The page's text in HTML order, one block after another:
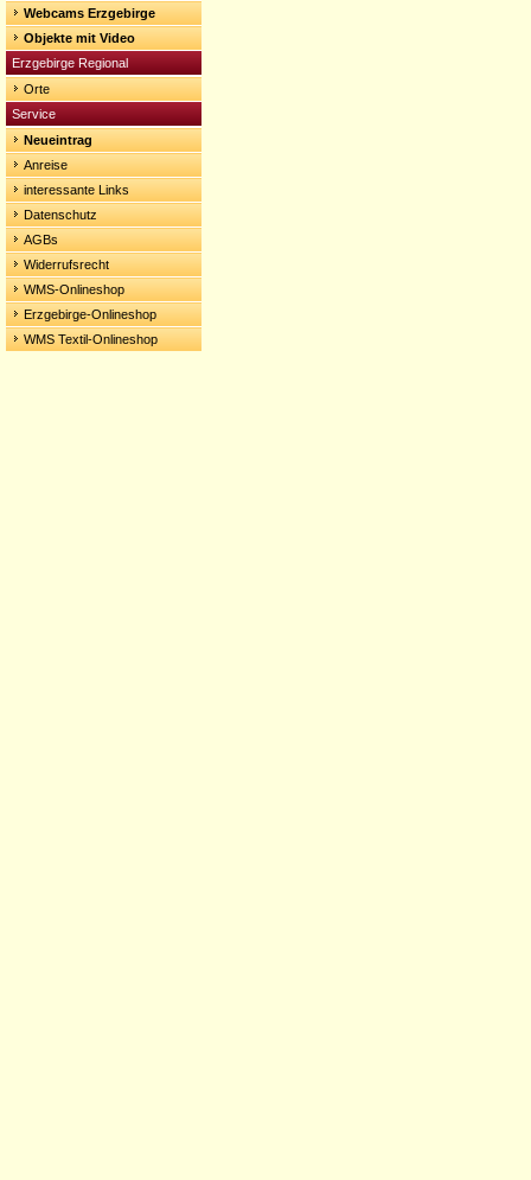
Webcams Erzgebirge
Objekte mit Video
Erzgebirge Regional
Orte
Service
Neueintrag
Anreise
interessante Links
Datenschutz
AGBs
Widerrufsrecht
WMS-Onlineshop
Erzgebirge-Onlineshop
WMS Textil-Onlineshop